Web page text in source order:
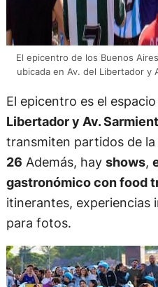
El epicentro de los Buenos
ubicada en Av. del Libertador y
El epicentro es el
Libertador y Av.
transmiten partidos de la
26 Además, hay shows,
gastronómico con food
itinerantes, experiencias
para fotos.